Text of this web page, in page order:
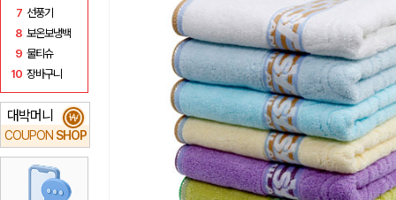
7 선풍기
8 보온보냉백
9 물티슈
10 장바구니
대박머니
COUPON SHOP
₩